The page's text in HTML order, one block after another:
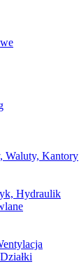
Waluty, Kantory
Hydraulik